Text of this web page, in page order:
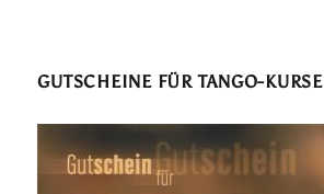
GUTSCHEINE FÜR TANGO-KURSE